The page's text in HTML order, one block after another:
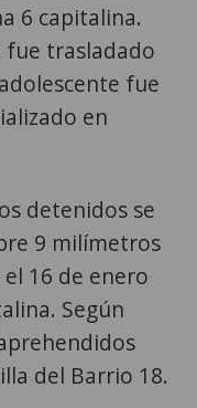
6 capitalina.
fue trasladado
fue
en
detenidos se
9 milímetros
16 de enero
Según
del Barrio 18.